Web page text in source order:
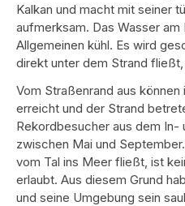
Kalkan und macht mit seiner
aufmerksam. Das Wasser am
Allgemeinen kühl. Es wird
direkt unter dem Strand
Vom Straßenrand aus
erreicht und der Strand
Rekordbesucher aus dem In-
zwischen Mai und
vom Tal ins Meer fließt, ist
erlaubt. Aus diesem Grund
und seine Umgebung sein